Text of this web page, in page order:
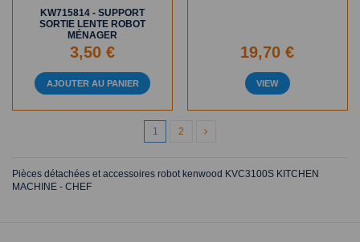
KW715814 - SUPPORT
SORTIE LENTE ROBOT
MÉNAGER
3,50 €
AJOUTER AU PANIER
19,70 €
VIEW
1 2
Pièces détachées et accessoires robot kenwood KVC3100S KITCHEN
MACHINE - CHEF